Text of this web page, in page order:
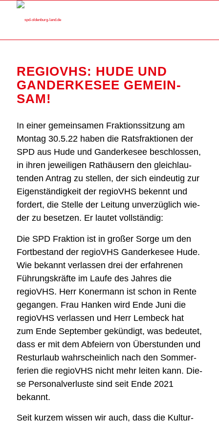
REGIOVHS: HUDE UND
GAN­DER­KE­SEE GEMEIN­
SAM!
In einer gemein­sa­men Frak­ti­ons­sit­zung am
Mon­tag 30.5.22 haben die Rats­frak­tio­nen der
SPD aus Hude und Gan­der­ke­see beschlos­sen,
in ihren jewei­li­gen Rat­häu­sern den gleich­lau­
ten­den Antrag zu stel­len, der sich ein­deu­tig zur
Eigen­stän­dig­keit der regioVHS bekennt und
for­dert, die Stel­le der Lei­tung unver­züg­lich wie­
der zu beset­zen. Er lau­tet voll­stän­dig:
Die SPD Frak­ti­on ist in gro­ßer Sor­ge um den
Fort­be­stand der regioVHS Gan­der­ke­see Hude.
Wie bekannt ver­las­sen drei der erfah­re­nen
Füh­rungs­kräf­te im Lau­fe des Jah­res die
regioVHS. Herr Kon­er­mann ist schon in Ren­te
gegan­gen. Frau Han­ken wird Ende Juni die
regioVHS ver­las­sen und Herr Lem­beck hat
zum Ende Sep­tem­ber gekün­digt, was bedeu­tet,
dass er mit dem Abfei­ern von Über­stun­den und
Rest­ur­laub wahr­scheinlich nach den Som­mer­
fe­ri­en die regioVHS nicht mehr lei­ten kann. Die­
se Personal­verluste sind seit Ende 2021
bekannt.
Seit kur­zem wis­sen wir auch, dass die Kul­tur­